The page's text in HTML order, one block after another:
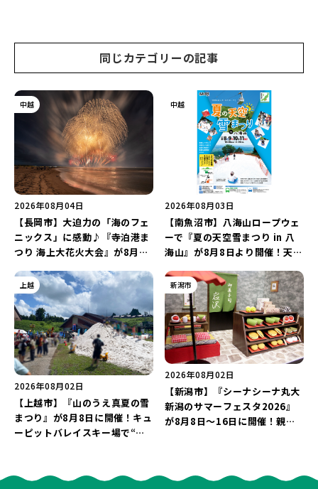
同じカテゴリーの記事
中越
2026年08月04日
【長岡市】大迫力の「海のフェ
ニックス」に感動♪『寺泊港ま
つり 海上大花火大会』が8月7
5,000発の花火”を楽しもう♪
中越
2026年08月03日
【南魚沼市】八海山ロープウェ
ーで『夏の天空雪まつり in 八
海山』が8月8日より開催！天然
デ」が登場♪
上越
2026年08月02日
【上越市】『山のうえ真夏の雪
まつり』が8月8日に開催！キュ
ーピットバレイスキー場で“真
新潟市
2026年08月02日
【新潟市】『シーナシーナ丸大
新潟のサマーフェスタ2026』
が8月8日～16日に開催！親子